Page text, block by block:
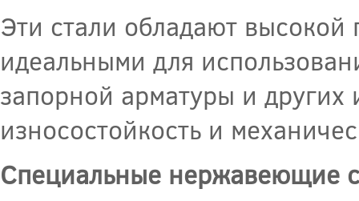
Эти стали обладают высокой
идеальными для
запорной арматуры и других
износостойкость и
Специальные нержавеющие